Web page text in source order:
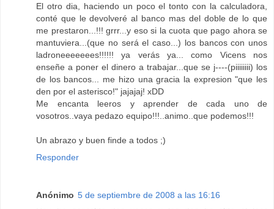
El otro dia, haciendo un poco el tonto con la calculadora,
conté que le devolveré al banco mas del doble de lo que
me prestaron...!!! grrr...y eso si la cuota que pago ahora se
mantuviera...(que no será el caso...) los bancos con unos
ladroneeeeeees!!!!!! ya verás ya... como Vicens nos
enseñe a poner el dinero a trabajar...que se j----(piiiiiiii) los
de los bancos... me hizo una gracia la expresion "que les
den por el asterisco!" jajajaj! xDD
Me encanta leeros y aprender de cada uno de
vosotros..vaya pedazo equipo!!!..animo..que podemos!!!
Un abrazo y buen finde a todos ;)
Responder
Anónimo 5 de septiembre de 2008 a las 16:16